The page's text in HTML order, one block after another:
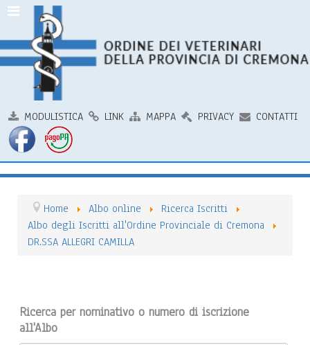
MODULISTICA LINK MAPPA PRIVACY CONTATTI
Home Albo online
Ricerca Iscritti
Albo degli Iscritti all'Ordine Provinciale di Cremona
DR.SSA ALLEGRI CAMILLA
Ricerca per nominativo o numero di iscrizione
all'Albo